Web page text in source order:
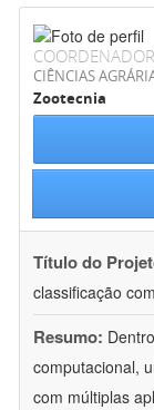
CIÊNCIAS
Zootecnia
Título do
classificação
Resumo:
computacional,
com múltiplas